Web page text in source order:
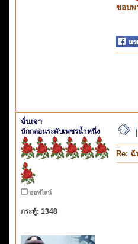
ขอบพ
จั่นเจา
นักกลอนระดับเพชรน้ำหนึ่ง
ออฟไลน์
กระทู้: 1348
Re: